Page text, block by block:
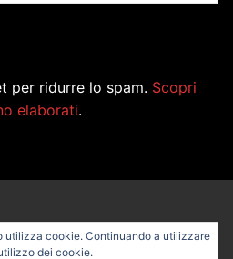
per ridurre lo spam. Scopri
elaborati.
utilizza cookie. Continuando a utilizzare
dei cookie.